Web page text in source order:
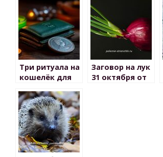
много было
Три ритуала на
кошелёк для
денег
Заговор на лук
31 октября от